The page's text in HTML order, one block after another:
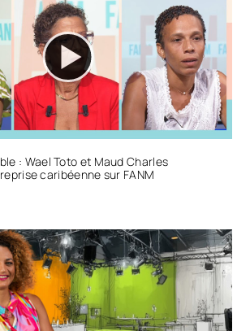
: Wael Toto et Maud Charles
caribéenne sur FANM